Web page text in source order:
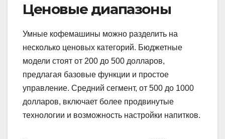
Ценовые диапазоны
Умные кофемашины можно разделить на
несколько ценовых категорий. Бюджетные
модели стоят от 200 до 500 долларов,
предлагая базовые функции и простое
управление. Средний сегмент, от 500 до 1000
долларов, включает более продвинутые
технологии и возможность настройки напитков.